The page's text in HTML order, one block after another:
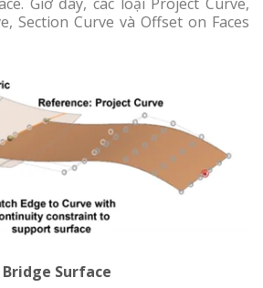
Section Curve và Offset on Faces
Surface